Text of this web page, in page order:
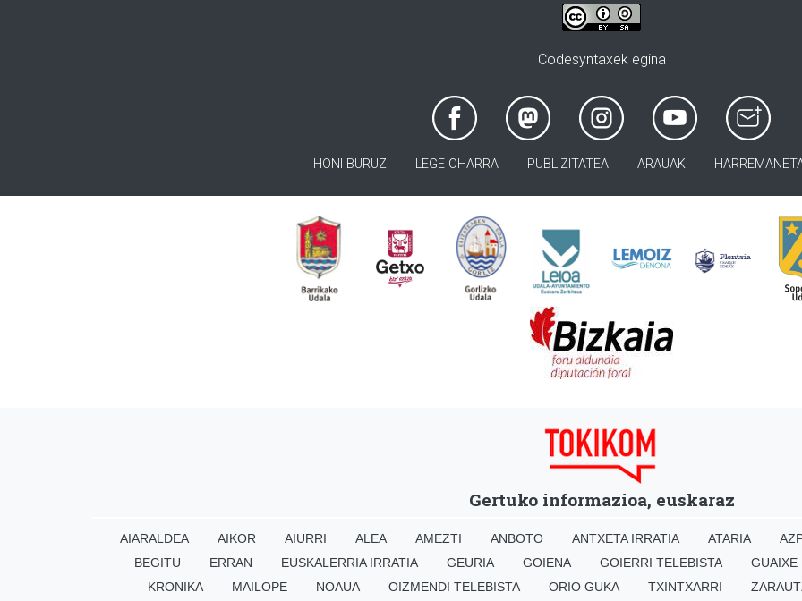
Codesyntaxek egina
HONI BURUZ LEGE OHARRA PUBLIZITATEA ARAUAK
Gertuko informazioa, euskaraz
AIARALDEA AIKOR AIURRI ALEA AMEZTI ANBOTO ANTXETA IRRATIA ATARIA
BEGITU
ERRAN EUSKALERRIA IRRATIA GEURIA GOIENA GOIERRI TELEBISTA GUAIXE
KRONIKA
MAILOPE NOAUA OIZMENDI TELEBISTA ORIO GUKA TXINTXARRI